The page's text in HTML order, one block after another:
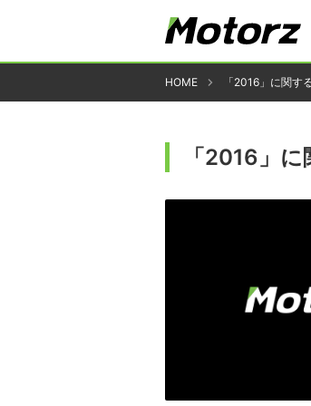
HOME 「2016」に関す
「2016」